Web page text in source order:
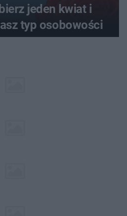
jeden kwiat i
typ osobowości